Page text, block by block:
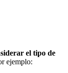
el tipo de
ejemplo: